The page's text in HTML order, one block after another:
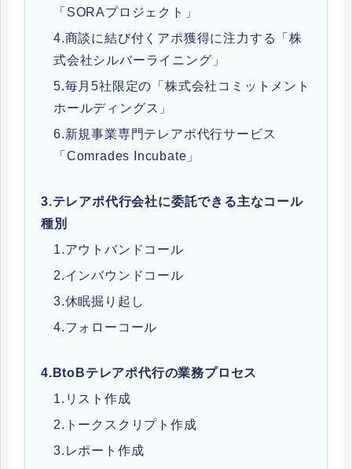
「SORAプロジェクト」
4.商談に結び付くアポ獲得に注力する「株
式会社シルバーライニング」
5.毎月5社限定の「株式会社コミットメント
ホールディングス」
6.新規事業専門テレアポ代行サービス
「Comrades Incubate」
3.テレアポ代行会社に委託できる主なコール
種別
1.アウトバンドコール
2.インバウンドコール
3.休眠掘り起し
4.フォローコール
4. BtoBテレアポ代行の業務プロセス
1.リスト作成
2.トークスクリプト作成
3.レポート作成